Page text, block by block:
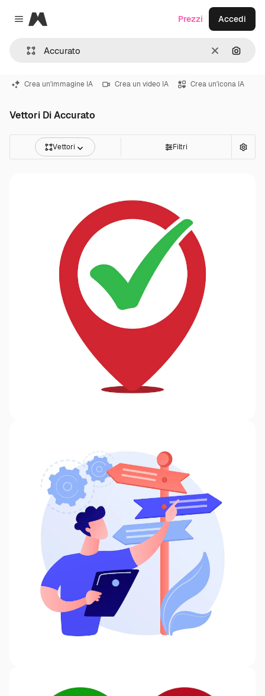
Close menu
Magnific
CancellaCerca
Prezzi Accedi
Crea un'immagine IA Crea un video IA Crea un'icona IA
Vettori Di Accurato
Vettori Filtri